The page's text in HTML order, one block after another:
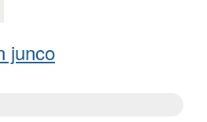
junco